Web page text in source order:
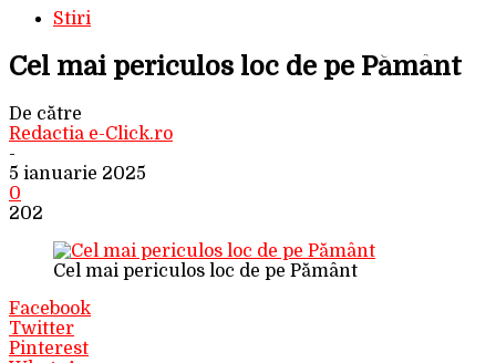
Stiri
Cel mai periculos loc de pe Pământ
De către
Redactia e-Click.ro
-
5 ianuarie 2025
0
202
Cel mai periculos loc de pe Pământ
Facebook
Twitter
Pinterest